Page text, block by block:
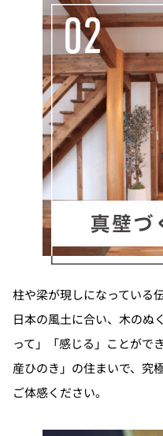
柱や梁が現しになっている
日本の風土に合い、木のぬ
って」「感じる」ことがで
産ひのき」の住まいで、究
ご体感ください。